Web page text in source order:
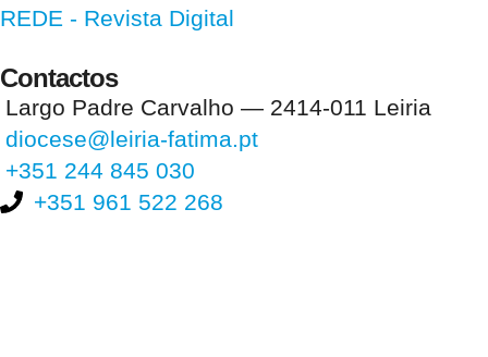
REDE - Revista Digital
Contactos
Largo Padre Carvalho — 2414-011 Leiria
diocese@leiria-fatima.pt
+351 244 845 030
+351 961 522 268